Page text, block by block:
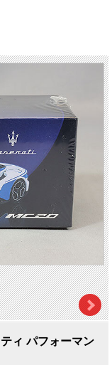
ィ パフォーマン